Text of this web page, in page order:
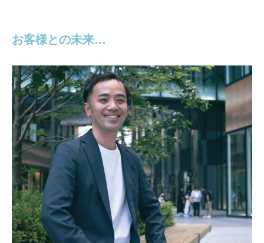
お客様との未来…